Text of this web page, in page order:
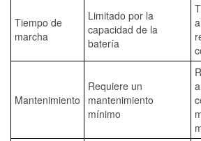
Tiempo de
marcha
Limitado por la
capacidad de la
batería
Mantenimiento
Requiere un
mantenimiento
mínimo